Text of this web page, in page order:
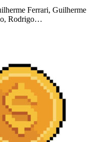
Ferrari, Guilherme
Rodrigo…